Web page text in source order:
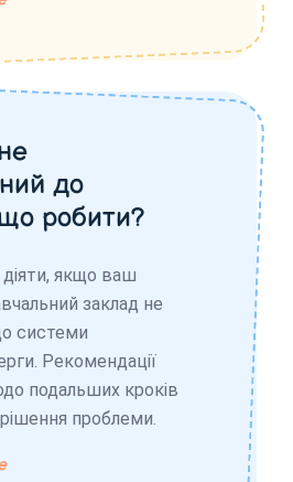
до
робити?
діяти, якщо ваш
заклад не
системи
Рекомендації
подальших кроків
проблеми.